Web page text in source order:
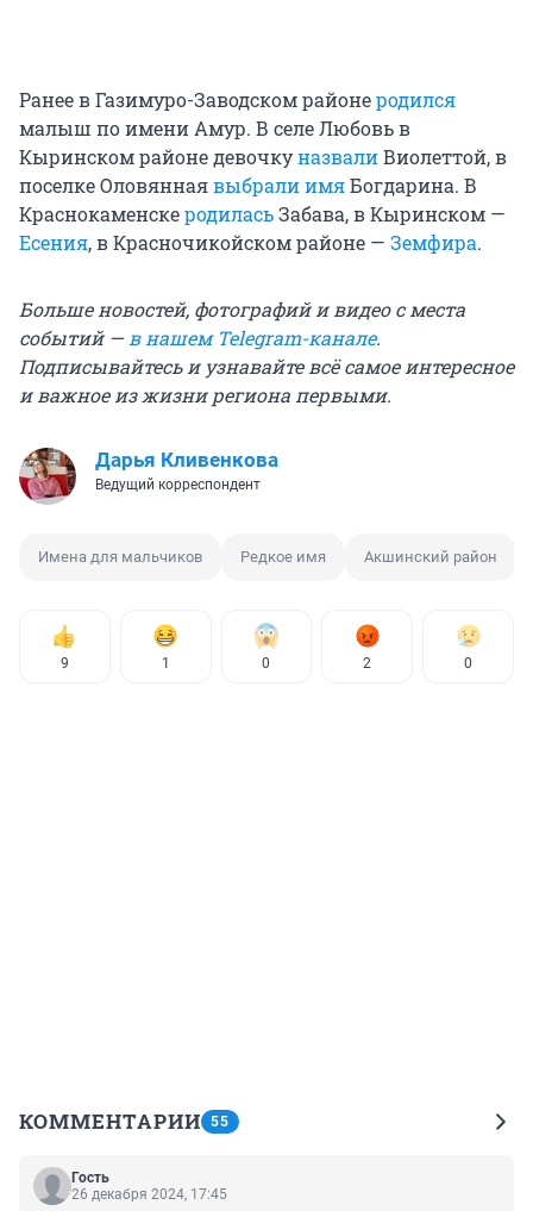
Ранее в Газимуро-Заводском районеродился
малыш по имени Амур. В селе Любовь в
Кыринском районе девочкуназвалиВиолеттой, в
поселке Оловяннаявыбрали имяБогдарина. В
КраснокаменскеродиласьЗабава, в Кыринском —
Есения, в Красночикойском районе — Земфира.
Больше новостей, фотографий и видео с места
событий —в нашем Telegram-канале.
Подписывайтесь и узнавайте всё самое интересное
и важное из жизни региона первыми.
Дарья Кливенкова
Ведущий корреспондент
Имена для мальчиков Редкое имя Акшинский район
9 1 0 2 0
КОММЕНТАРИИ 55
Гость
26 декабря 2024, 17:45